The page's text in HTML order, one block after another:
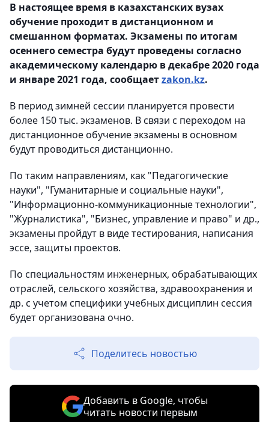
В настоящее время в казахстанских вузах
обучение проходит в дистанционном и
смешанном форматах. Экзамены по итогам
осеннего семестра будут проведены согласно
академическому календарю в декабре 2020 года
и январе 2021 года, сообщаетzakon.kz.
В период зимней сессии планируется провести
более 150 тыс. экзаменов. В связи с переходом на
дистанционное обучение экзамены в основном
будут проводиться дистанционно.
По таким направлениям, как "Педагогические
науки", "Гуманитарные и социальные науки",
"Информационно-коммуникационные технологии",
"Журналистика", "Бизнес, управление и право" и др.,
экзамены пройдут в виде тестирования, написания
эссе, защиты проектов.
По специальностям инженерных, обрабатывающих
отраслей, сельского хозяйства, здравоохранения и
др. с учетом специфики учебных дисциплин сессия
будет организована очно.
Поделитесь новостью
Добавить в Google, чтобы
читать новости первым